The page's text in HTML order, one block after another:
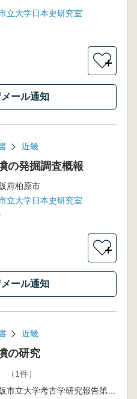
立大学日本史研究室
＋
ール通知
近畿
の発掘調査概報
府柏原市
立大学日本史研究室
＋
ール通知
近畿
の研究
（1件）
大阪市立大学考古学研究報告第4冊